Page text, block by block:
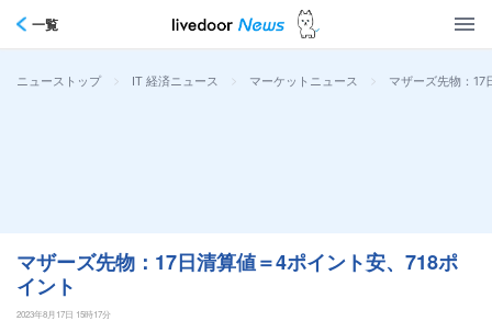
一覧
ニューストップ > IT 経済ニュース > マーケットニュース > マザーズ先物：17
マザーズ先物：17日清算値＝4ポイント安、718ポ
イント
2023年8月17日 15時17分